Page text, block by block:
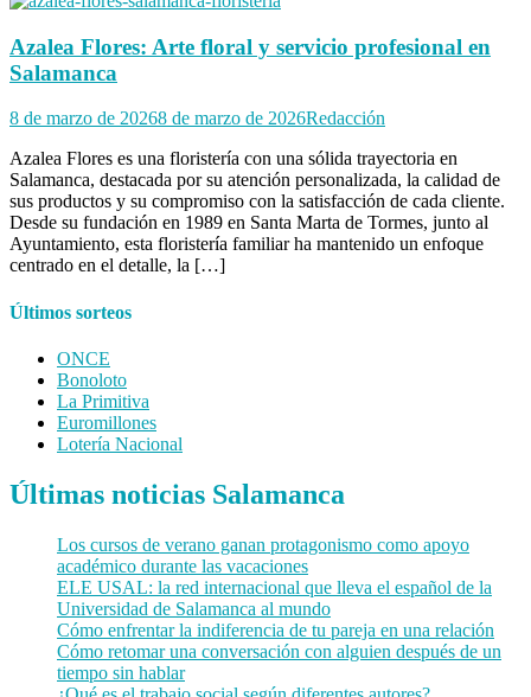
Azalea Flores: Arte floral y servicio profesional en
Salamanca
8 de marzo de 20268 de marzo de 2026Redacción
Azalea Flores es una floristería con una sólida trayectoria en
Salamanca, destacada por su atención personalizada, la calidad de
sus productos y su compromiso con la satisfacción de cada cliente.
Desde su fundación en 1989 en Santa Marta de Tormes, junto al
Ayuntamiento, esta floristería familiar ha mantenido un enfoque
centrado en el detalle, la […]
Últimos sorteos
ONCE
Bonoloto
La Primitiva
Euromillones
Lotería Nacional
Últimas noticias Salamanca
Los cursos de verano ganan protagonismo como apoyo
académico durante las vacaciones
ELE USAL: la red internacional que lleva el español de la
Universidad de Salamanca al mundo
Cómo enfrentar la indiferencia de tu pareja en una relación
Cómo retomar una conversación con alguien después de un
tiempo sin hablar